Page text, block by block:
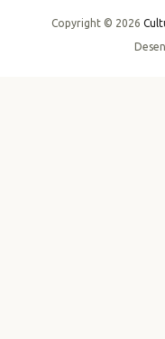
Copyright © 2026